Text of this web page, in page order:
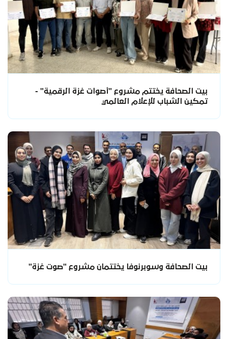
بيت الصحافة يختتم مشروع "أصوات غزة الرقمية" -
تمكين الشباب للإعلام العالمي
بيت الصحافة وسوبرنوفا يختتمان مشروع "صوت غزة"